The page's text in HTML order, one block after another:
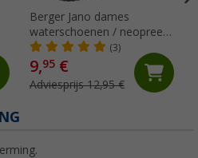
Berger Jano dames
waterschoenen / neopreen
schoenen
(3)
9,95€
Adviesprijs 12,95 €